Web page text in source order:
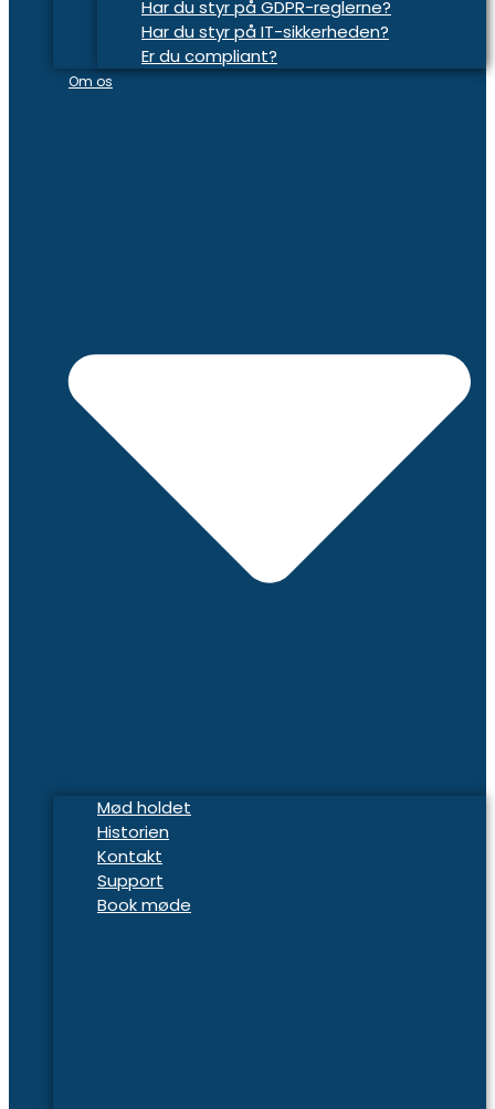
Har du styr på GDPR-reglerne?
Har du styr på IT-sikkerheden?
Er du compliant?
Om os
Mød holdet
Historien
Kontakt
Support
Book møde